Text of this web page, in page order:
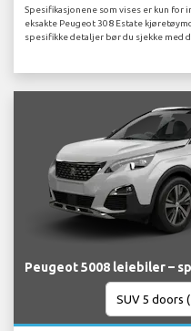
Spesifikasjonene som vises er kun for
eksakte Peugeot 308 Estate
spesifikke detaljer bør du sjekke
Peugeot 5008 leiebiler –